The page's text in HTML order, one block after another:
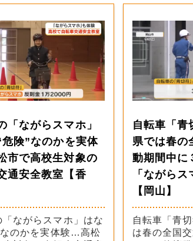
「ながらスマホ」
険”なのかを実体
市で高校生対象の
通安全教室【香
「ながらスマホ」はな
なのかを実体験…高松
自転車「青
県では春の
動期間中
「ながら
【岡山】
自転車「青
は春の全国